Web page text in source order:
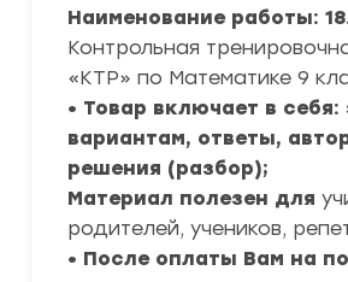
Наименование работы:
Контрольная
«КТР» по Математике 9
• Товар включает в
вариантам, ответы,
решения (разбор);
Материал полезен для
родителей, учеников,
• После оплаты Вам на